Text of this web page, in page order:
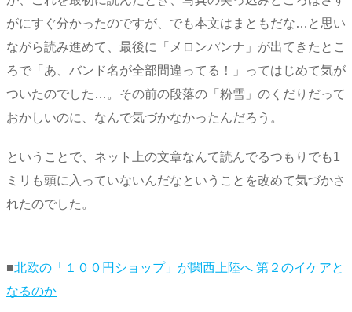
がにすぐ分かったのですが、でも本文はまともだな…と思い
ながら読み進めて、最後に「メロンパンナ」が出てきたとこ
ろで「あ、バンド名が全部間違ってる！」ってはじめて気が
ついたのでした…。その前の段落の「粉雪」のくだりだって
おかしいのに、なんで気づかなかったんだろう。
ということで、ネット上の文章なんて読んでるつもりでも1
ミリも頭に入っていないんだなということを改めて気づかさ
れたのでした。
■北欧の「１００円ショップ」が関西上陸へ 第２のイケアと
なるのか